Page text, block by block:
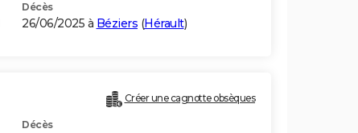
Décès
26/06/2025 à Béziers (Hérault)
Créer une cagnotte obsèques
Décès